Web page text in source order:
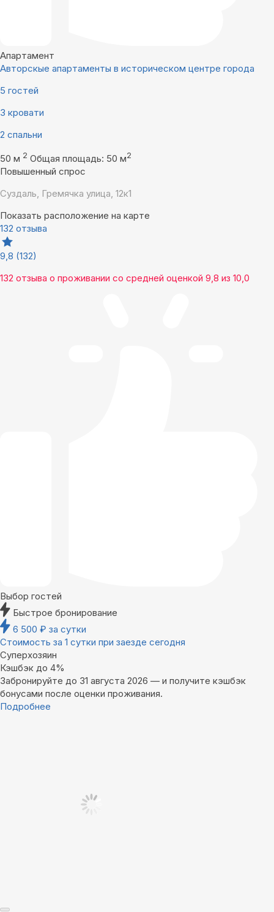
Апартамент
Авторскые апартаменты в историческом центре города
5 гостей
3 кровати
2 спальни
50 м 2 Общая площадь: 50 м2
Повышенный спрос
Суздаль, Гремячка улица, 12к1
Показать расположение на карте
132 отзыва
9,8 (132)
132 отзыва о проживании со средней оценкой 9,8 из 10,0
Выбор гостей
Быстрое бронирование
6 500 ₽ за сутки
Стоимость за 1 сутки при заезде сегодня
Суперхозяин
Кэшбэк до 4%
Забронируйте до 31 августа 2026 — и получите кэшбэк
бонусами после оценки проживания.
Подробнее